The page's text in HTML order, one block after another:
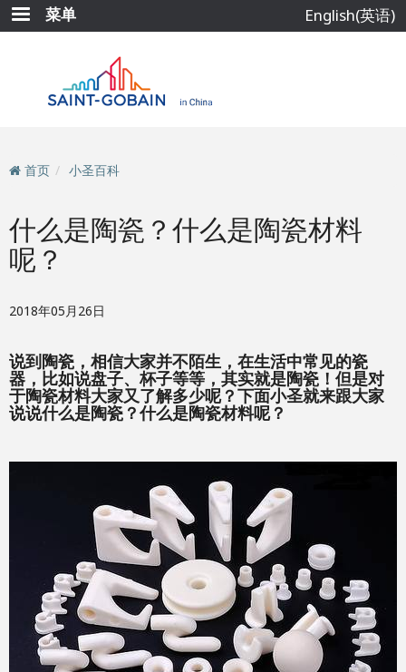
跳
转
菜单 English(英语)
首页 小圣百科
什么是陶瓷？什么是陶瓷材料
呢？
2018年05月26日
说到陶瓷，相信大家并不陌生，在生活中常见的瓷
器，比如说盘子、杯子等等，其实就是陶瓷！但是对
于陶瓷材料大家又了解多少呢？下面小圣就来跟大家
说说什么是陶瓷？什么是陶瓷材料呢？